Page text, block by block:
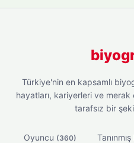
Türkiye'nin en kapsamlı
hayatları, kariyerleri ve
tarafsız bir
Oyuncu (360)